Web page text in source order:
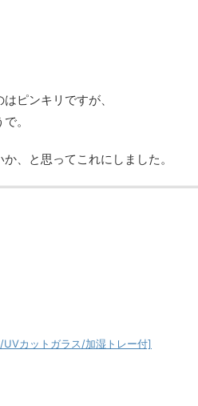
ピンキリですが、
。
、と思ってこれにしました。
カットガラス/加湿トレー付]